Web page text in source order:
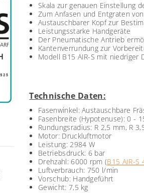
Skala zur genauen Einstellung
Zum Anfasen und Entgraten
Austauschbarer Kopf zur
Leistungsstarke Handgeräte
Der Pneumatische Antrieb
Kantenverrundung zur
Modell B15 AIR-S mit niedriger
Technische Daten:
Fasenwinkel: Austauschbare
Fasenbreite (Hypotenuse): 0 -
Rundungsradius: R 2,5 mm, R
Motor: Druckluftmotor
Leistung: 2984 W
Betriebsdruck: 6 bar
Drehzahl: 6000 rpm (B15 AIR-S
Luftverbrauch: 750 l/min
Vorschub: Handgeführt
Gewicht: 7,5 kg